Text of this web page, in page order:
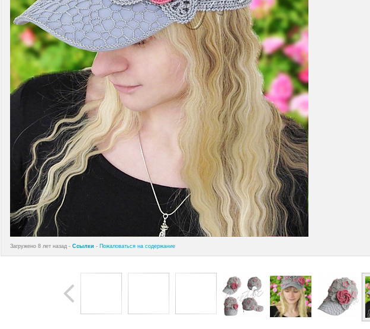
Загружено 8 лет назад - Ссылки - Пожаловаться на содержание